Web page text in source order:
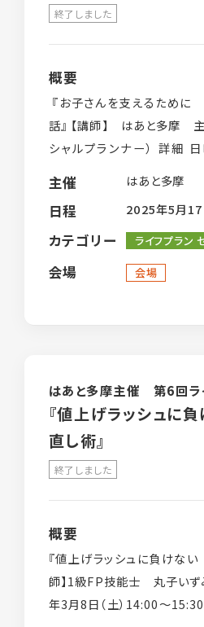
終了しました
概要
『お子さんを支えるため
話』 【講師】 はあと多摩 主
シャルプランナー） 詳細
の方、 […]
主催 はあと多摩
日程 2025年5月17
カテゴリー ライフプラン
会場 会場
はあと多摩主催 第6回ラ
『値上げラッシュに
直し術』
終了しました
概要
『値上げラッシュに負けな
師】1級FP技能士 丸子い
年3月8日（土）14:00〜